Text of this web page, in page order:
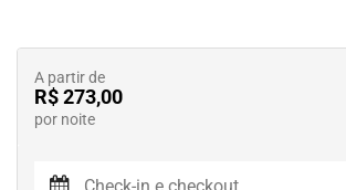
A partir de
R$ 273,00
por noite